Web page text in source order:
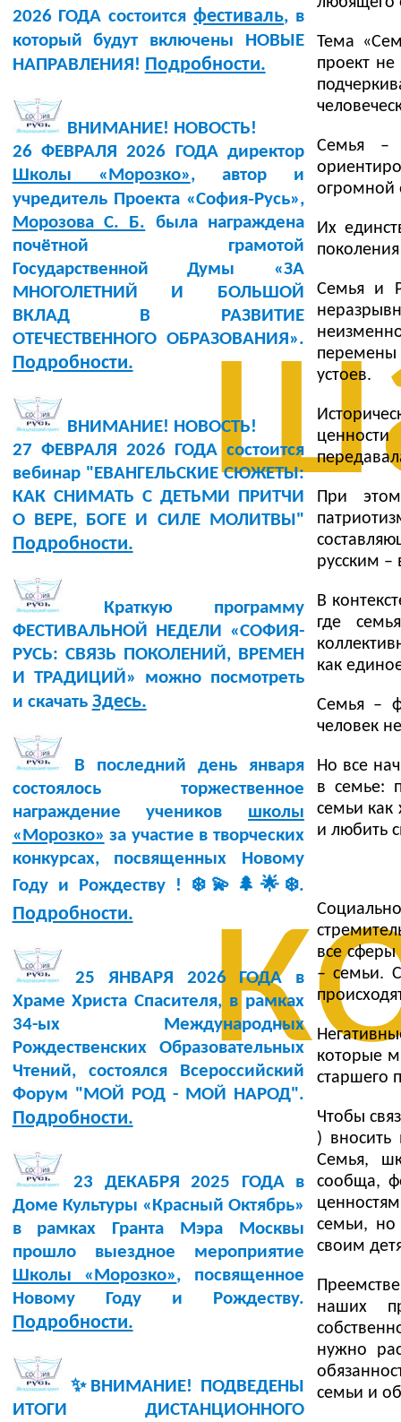
2026 ГОДА состоитсяфестиваль, в
который будут включены НОВЫЕ
НАПРАВЛЕНИЯ! Подробности.
ВНИМАНИЕ! НОВОСТЬ!
26 ФЕВРАЛЯ 2026 ГОДА директор
Школы «Морозко», автор и
учредитель Проекта «София‑Русь»,
Морозова С. Б. была награждена
почётной грамотой
Государственной Думы «ЗА
МНОГОЛЕТНИЙ И БОЛЬШОЙ
ВКЛАД В РАЗВИТИЕ
ОТЕЧЕСТВЕННОГО ОБРАЗОВАНИЯ».
Подробности.
ВНИМАНИЕ! НОВОСТЬ!
27 ФЕВРАЛЯ 2026 ГОДА состоится
вебинар "ЕВАНГЕЛЬСКИЕ СЮЖЕТЫ:
КАК СНИМАТЬ С ДЕТЬМИ ПРИТЧИ
О ВЕРЕ, БОГЕ И СИЛЕ МОЛИТВЫ"
Подробности.
Краткую программу
ФЕСТИВАЛЬНОЙ НЕДЕЛИ «СОФИЯ-
РУСЬ: СВЯЗЬ ПОКОЛЕНИЙ, ВРЕМЕН
И ТРАДИЦИЙ» можно посмотреть
и скачать Здесь.
В последний день января
состоялось торжественное
награждение учеников школы
«Морозко» за участие в творческих
конкурсах, посвященных Новому
Году и Рождеству ! ❄️💫🌲🌟❄️.
Подробности.
25 ЯНВАРЯ 2026 ГОДА в
Храме Христа Спасителя, в рамках
34-ых Международных
Рождественских Образовательных
Чтений, состоялся Всероссийский
Форум "МОЙ РОД - МОЙ НАРОД".
Подробности.
23 ДЕКАБРЯ 2025 ГОДА в
Доме Культуры «Красный Октябрь»
в рамках Гранта Мэра Москвы
прошло выездное мероприятие
Школы «Морозко», посвященное
Новому Году и Рождеству.
Подробности.
✨ВНИМАНИЕ! ПОДВЕДЕНЫ
ИТОГИ ДИСТАНЦИОННОГО
Тема
проект
Семья –
огромной
Их
Семья и
перемены
устоев.
При
русским –
В
где
как
Семья –
человек
Но все
в семье:
семьи как
и любить
все
– семьи.
которые
старшего
Чтобы
) вносить
Семья,
сообща,
семьи, но
своим
наших
нужно
семьи и